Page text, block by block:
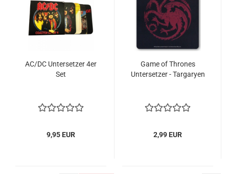
AC/DC Untersetzer 4er
Set
9,95 EUR
Game of Thrones
Untersetzer - Targaryen
2,99 EUR